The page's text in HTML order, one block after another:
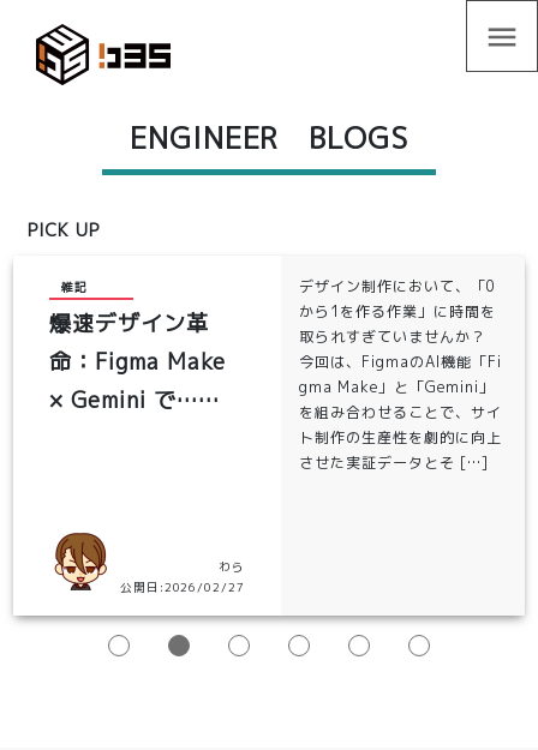
menu
ENGINEER BLOGS
PICK UP
雑記
爆速デザイン革
命：Figma Make
× Gemini で……
わら
公開日:2026/02/27
デザイン制作において、「0
から1を作る作業」に時間を
取られすぎていませんか？
今回は、FigmaのAI機能「Fi
gma Make」と「Gemini」
を組み合わせることで、サイ
ト制作の生産性を劇的に向上
させた実証データとそ […]